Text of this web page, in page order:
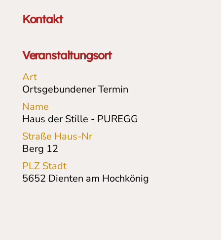
Kontakt
Veranstaltungsort
Art
Ortsgebundener Termin
Name
Haus der Stille - PUREGG
Straße Haus-Nr
Berg 12
PLZ Stadt
5652 Dienten am Hochkönig